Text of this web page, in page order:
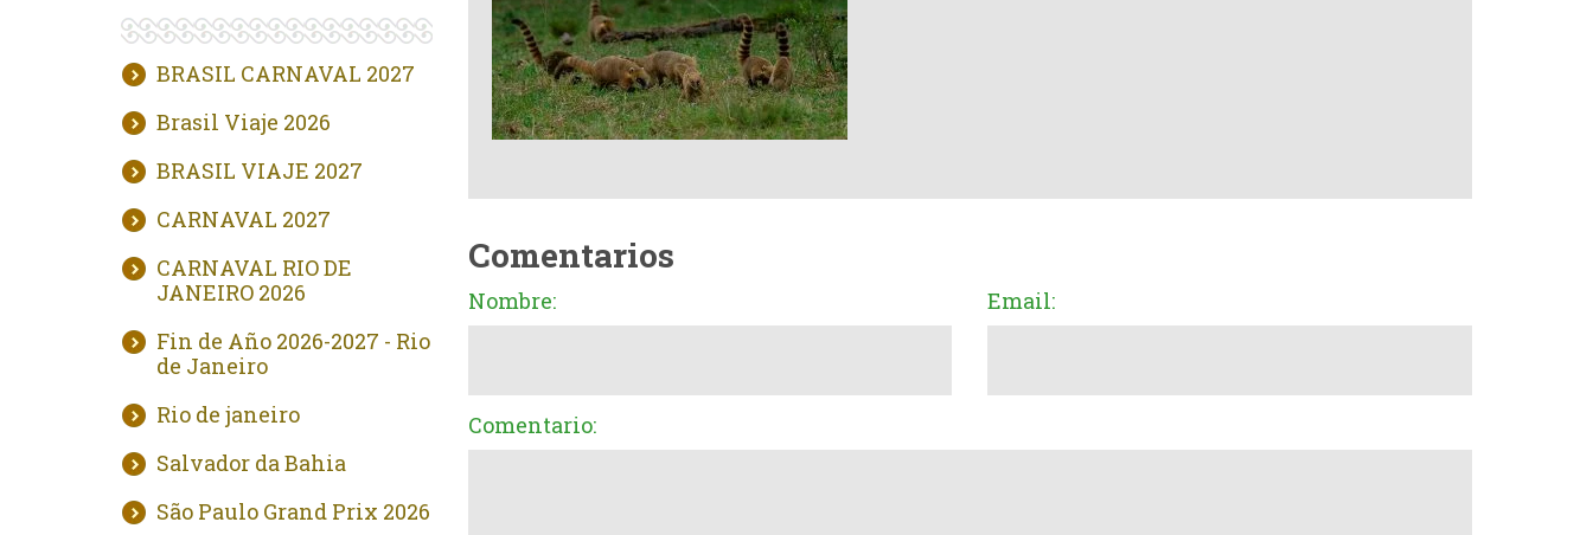
BRASIL CARNAVAL 2027
Brasil Viaje 2026
BRASIL VIAJE 2027
CARNAVAL 2027
CARNAVAL RIO DE
JANEIRO 2026
Fin de Año 2026-2027 - Rio
de Janeiro
Rio de janeiro
Salvador da Bahia
São Paulo Grand Prix 2026
Comentarios
Nombre: Email:
Comentario: